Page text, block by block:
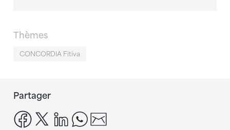
Thèmes
CONCORDIA Fitiva
Partager
facebook
x linkedinwhatsapp